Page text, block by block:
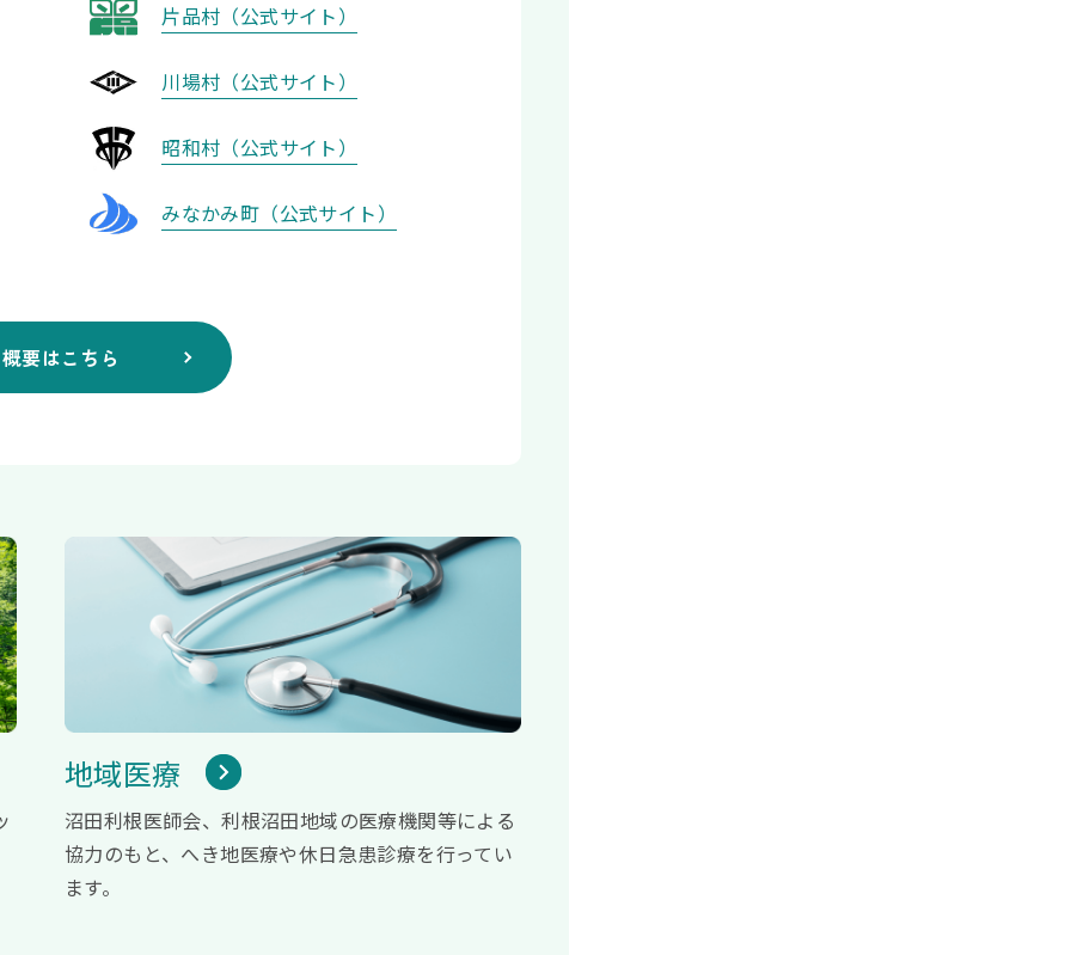
片品村（公式サイト）
川場村（公式サイト）
昭和村（公式サイト）
みなかみ町（公式サイト）
要はこちら
地域医療
沼田利根医師会、利根沼田地域の医療機関等による
協力のもと、へき地医療や休日急患診療を行ってい
ます。